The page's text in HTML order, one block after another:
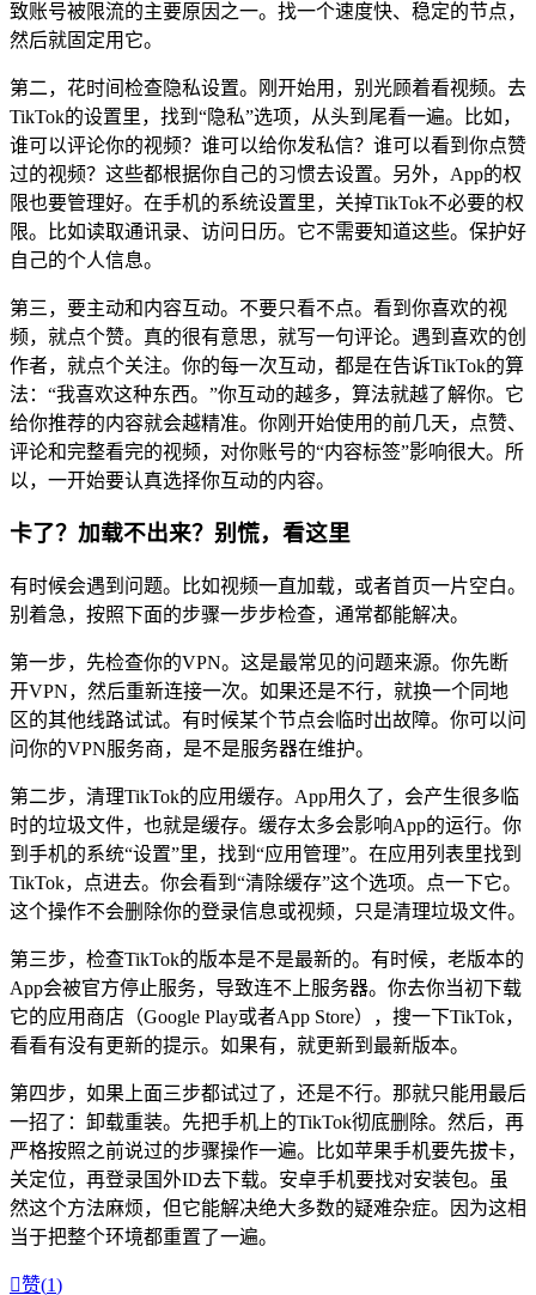
致账号被限流的主要原因之一。找一个速度快、稳定的节点，
然后就固定用它。
第二，花时间检查隐私设置。刚开始用，别光顾着看视频。去
TikTok的设置里，找到“隐私”选项，从头到尾看一遍。比如，
谁可以评论你的视频？谁可以给你发私信？谁可以看到你点赞
过的视频？这些都根据你自己的习惯去设置。另外，App的权
限也要管理好。在手机的系统设置里，关掉TikTok不必要的权
限。比如读取通讯录、访问日历。它不需要知道这些。保护好
自己的个人信息。
第三，要主动和内容互动。不要只看不点。看到你喜欢的视
频，就点个赞。真的很有意思，就写一句评论。遇到喜欢的创
作者，就点个关注。你的每一次互动，都是在告诉TikTok的算
法：“我喜欢这种东西。”你互动的越多，算法就越了解你。它
给你推荐的内容就会越精准。你刚开始使用的前几天，点赞、
评论和完整看完的视频，对你账号的“内容标签”影响很大。所
以，一开始要认真选择你互动的内容。
卡了？加载不出来？别慌，看这里
有时候会遇到问题。比如视频一直加载，或者首页一片空白。
别着急，按照下面的步骤一步步检查，通常都能解决。
第一步，先检查你的VPN。这是最常见的问题来源。你先断
开VPN，然后重新连接一次。如果还是不行，就换一个同地
区的其他线路试试。有时候某个节点会临时出故障。你可以问
问你的VPN服务商，是不是服务器在维护。
第二步，清理TikTok的应用缓存。App用久了，会产生很多临
时的垃圾文件，也就是缓存。缓存太多会影响App的运行。你
到手机的系统“设置”里，找到“应用管理”。在应用列表里找到
TikTok，点进去。你会看到“清除缓存”这个选项。点一下它。
这个操作不会删除你的登录信息或视频，只是清理垃圾文件。
第三步，检查TikTok的版本是不是最新的。有时候，老版本的
App会被官方停止服务，导致连不上服务器。你去你当初下载
它的应用商店（Google Play或者App Store），搜一下TikTok，
看看有没有更新的提示。如果有，就更新到最新版本。
第四步，如果上面三步都试过了，还是不行。那就只能用最后
一招了：卸载重装。先把手机上的TikTok彻底删除。然后，再
严格按照之前说过的步骤操作一遍。比如苹果手机要先拔卡，
关定位，再登录国外ID去下载。安卓手机要找对安装包。虽
然这个方法麻烦，但它能解决绝大多数的疑难杂症。因为这相
当于把整个环境都重置了一遍。
赞(1)